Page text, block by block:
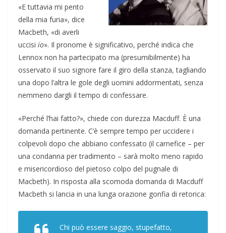
«E tuttavia mi pento
della mia furia», dice
Macbeth, «di averli
uccisi io». Il pronome è significativo, perché indica che
Lennox non ha partecipato ma (presumibilmente) ha
osservato il suo signore fare il giro della stanza, tagliando
una dopo l’altra le gole degli uomini addormentati, senza
nemmeno dargli il tempo di confessare.
«Perché l’hai fatto?», chiede con durezza Macduff. È una
domanda pertinente. C’è sempre tempo per uccidere i
colpevoli dopo che abbiano confessato (il carnefice – per
una condanna per tradimento – sarà molto meno rapido
e misericordioso del pietoso colpo del pugnale di
Macbeth). In risposta alla scomoda domanda di Macduff
Macbeth si lancia in una lunga orazione gonfia di retorica:
Chi può essere saggio, stupefatto,